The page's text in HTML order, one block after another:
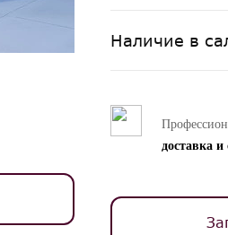
Наличие в
доставка и